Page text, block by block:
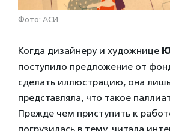
Фото: АСИ
Когда дизайнеру и художнице
поступило предложение от
сделать иллюстрацию, она
представляла, что такое
Прежде чем приступить к